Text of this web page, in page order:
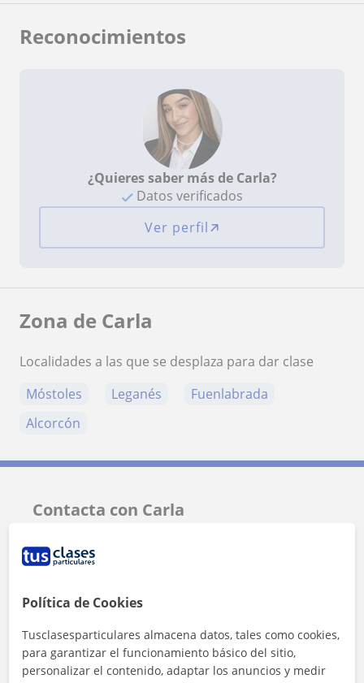
Reconocimientos
¿Quieres saber más de Carla?
Datos verificados
Ver perfil
Zona de Carla
Localidades a las que se desplaza para dar clase
Móstoles
Leganés
Fuenlabrada
Alcorcón
Contacta con Carla
Tarifa
1ª clase gratis
Política de Cookies
Tusclasesparticulares almacena datos, tales como cookies,
para garantizar el funcionamiento básico del sitio,
personalizar el contenido, adaptar los anuncios y medir